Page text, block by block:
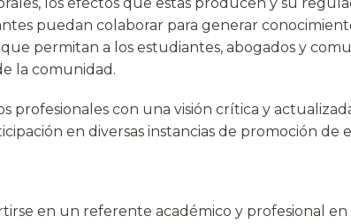
puedan colaborar para generar
permitan a los estudiantes, abogados y
la comunidad.
con una visión crítica y
en diversas instancias de promoción de
en un referente académico y profesional